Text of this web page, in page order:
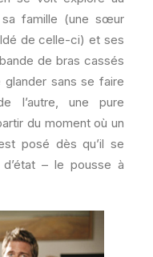
famille (une sœur
de celle-ci) et ses
de bras cassés
sans se faire
l’autre, une pure
du moment où un
posé dès qu’il se
– le pousse à